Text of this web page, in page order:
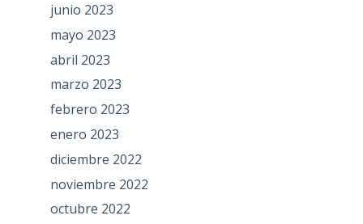
junio 2023
mayo 2023
abril 2023
marzo 2023
febrero 2023
enero 2023
diciembre 2022
noviembre 2022
octubre 2022